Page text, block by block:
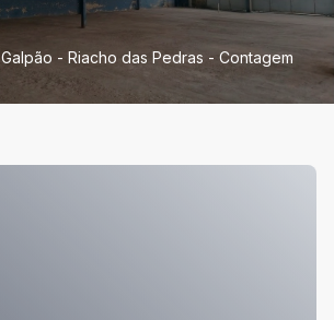
Galpão - Riacho das Pedras - Contagem